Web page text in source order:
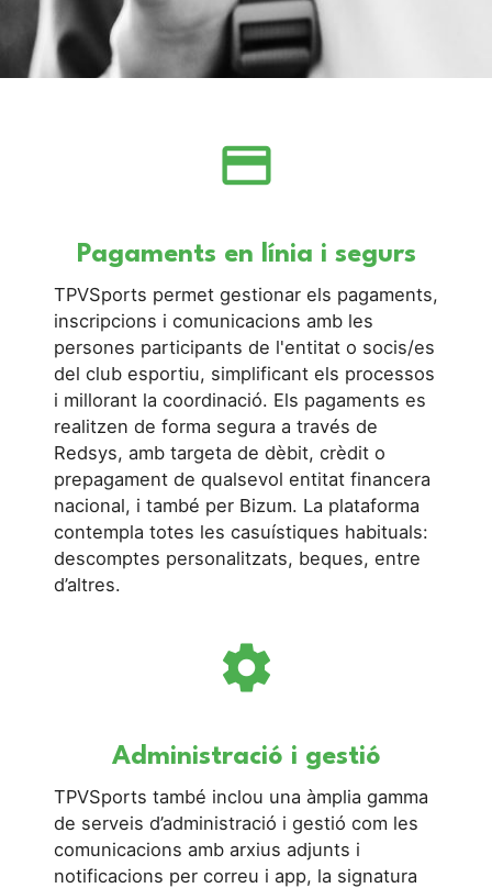
credit_card
Pagaments en línia i segurs
TPVSports permet gestionar els pagaments,
inscripcions i comunicacions amb les
persones participants de l'entitat o socis/es
del club esportiu, simplificant els processos
i millorant la coordinació. Els pagaments es
realitzen de forma segura a través de
Redsys, amb targeta de dèbit, crèdit o
prepagament de qualsevol entitat financera
nacional, i també per Bizum. La plataforma
contempla totes les casuístiques habituals:
descomptes personalitzats, beques, entre
d’altres.
settings
Administració i gestió
TPVSports també inclou una àmplia gamma
de serveis d’administració i gestió com les
comunicacions amb arxius adjunts i
notificacions per correu i app, la signatura